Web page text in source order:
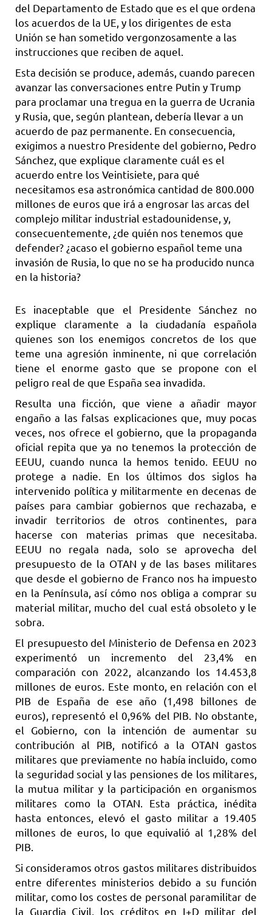
del Departamento de Estado que es el que ordena
los acuerdos de la UE, y los dirigentes de esta
Unión se han sometido vergonzosamente a las
instrucciones que reciben de aquel.
Esta decisión se produce, además, cuando parecen
avanzar las conversaciones entre Putin y Trump
para proclamar una tregua en la guerra de Ucrania
y Rusia, que, según plantean, debería llevar a un
acuerdo de paz permanente. En consecuencia,
exigimos a nuestro Presidente del gobierno, Pedro
Sánchez, que explique claramente cuál es el
acuerdo entre los Veintisiete, para qué
necesitamos esa astronómica cantidad de 800.000
millones de euros que irá a engrosar las arcas del
complejo militar industrial estadounidense, y,
consecuentemente, ¿de quién nos tenemos que
defender? ¿acaso el gobierno español teme una
invasión de Rusia, lo que no se ha producido nunca
en la historia?
Es inaceptable que el Presidente Sánchez no
explique claramente a la ciudadanía española
quienes son los enemigos concretos de los que
teme una agresión inminente, ni que correlación
tiene el enorme gasto que se propone con el
peligro real de que España sea invadida.
Resulta una ficción, que viene a añadir mayor
engaño a las falsas explicaciones que, muy pocas
veces, nos ofrece el gobierno, que la propaganda
oficial repita que ya no tenemos la protección de
EEUU, cuando nunca la hemos tenido. EEUU no
protege a nadie. En los últimos dos siglos ha
intervenido política y militarmente en decenas de
países para cambiar gobiernos que rechazaba, e
invadir territorios de otros continentes, para
hacerse con materias primas que necesitaba.
EEUU no regala nada, solo se aprovecha del
presupuesto de la OTAN y de las bases militares
que desde el gobierno de Franco nos ha impuesto
en la Península, así cómo nos obliga a comprar su
material militar, mucho del cual está obsoleto y le
sobra.
El presupuesto del Ministerio de Defensa en 2023
experimentó un incremento del 23,4% en
comparación con 2022, alcanzando los 14.453,8
millones de euros. Este monto, en relación con el
PIB de España de ese año (1,498 billones de
euros), representó el 0,96% del PIB. No obstante,
el Gobierno, con la intención de aumentar su
contribución al PIB, notificó a la OTAN gastos
militares que previamente no había incluido, como
la seguridad social y las pensiones de los militares,
la mutua militar y la participación en organismos
militares como la OTAN. Esta práctica, inédita
hasta entonces, elevó el gasto militar a 19.405
millones de euros, lo que equivalió al 1,28% del
PIB.
Si consideramos otros gastos militares distribuidos
entre diferentes ministerios debido a su función
militar, como los costes de personal paramilitar de
la Guardia Civil, los créditos en I+D militar del